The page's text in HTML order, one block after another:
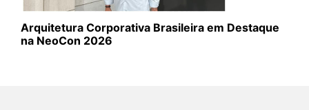
Arquitetura Corporativa Brasileira em Destaque
na NeoCon 2026